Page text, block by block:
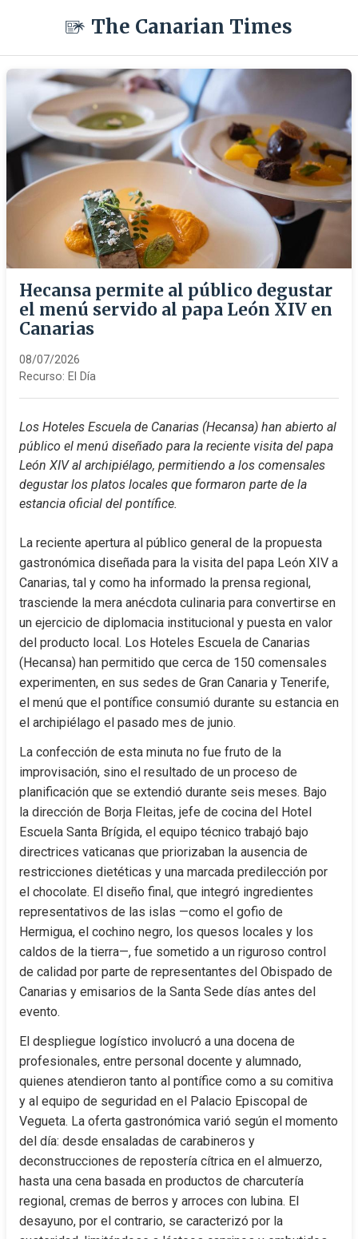
The Canarian Times
Hecansa permite al público degustar
el menú servido al papa León XIV en
Canarias
08/07/2026
Recurso: El Día
Los Hoteles Escuela de Canarias (Hecansa) han abierto al
público el menú diseñado para la reciente visita del papa
León XIV al archipiélago, permitiendo a los comensales
degustar los platos locales que formaron parte de la
estancia oficial del pontífice.
La reciente apertura al público general de la propuesta
gastronómica diseñada para la visita del papa León XIV a
Canarias, tal y como ha informado la prensa regional,
trasciende la mera anécdota culinaria para convertirse en
un ejercicio de diplomacia institucional y puesta en valor
del producto local. Los Hoteles Escuela de Canarias
(Hecansa) han permitido que cerca de 150 comensales
experimenten, en sus sedes de Gran Canaria y Tenerife,
el menú que el pontífice consumió durante su estancia en
el archipiélago el pasado mes de junio.
La confección de esta minuta no fue fruto de la
improvisación, sino el resultado de un proceso de
planificación que se extendió durante seis meses. Bajo
la dirección de Borja Fleitas, jefe de cocina del Hotel
Escuela Santa Brígida, el equipo técnico trabajó bajo
directrices vaticanas que priorizaban la ausencia de
restricciones dietéticas y una marcada predilección por
el chocolate. El diseño final, que integró ingredientes
representativos de las islas —como el gofio de
Hermigua, el cochino negro, los quesos locales y los
caldos de la tierra—, fue sometido a un riguroso control
de calidad por parte de representantes del Obispado de
Canarias y emisarios de la Santa Sede días antes del
evento.
El despliegue logístico involucró a una docena de
profesionales, entre personal docente y alumnado,
quienes atendieron tanto al pontífice como a su comitiva
y al equipo de seguridad en el Palacio Episcopal de
Vegueta. La oferta gastronómica varió según el momento
del día: desde ensaladas de carabineros y
deconstrucciones de repostería cítrica en el almuerzo,
hasta una cena basada en productos de charcutería
regional, cremas de berros y arroces con lubina. El
desayuno, por el contrario, se caracterizó por la